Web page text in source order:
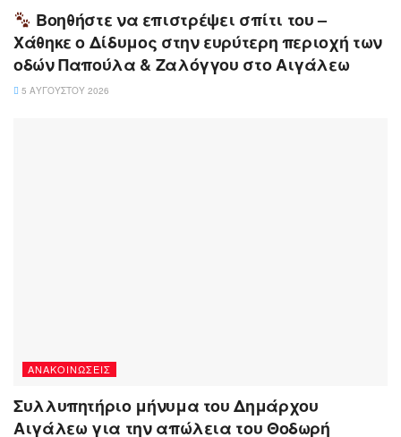
Βοηθήστε να επιστρέψει σπίτι του –
Χάθηκε ο Δίδυμος στην ευρύτερη περιοχή των
οδών Παπούλα & Ζαλόγγου στο Αιγάλεω
5 ΑΥΓΟΎΣΤΟΥ 2026
ΑΝΑΚΟΙΝΏΣΕΙΣ
Συλλυπητήριο μήνυμα του Δημάρχου
Αιγάλεω για την απώλεια του Θοδωρή